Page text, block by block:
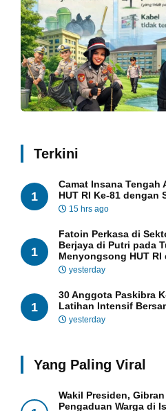
Terkini
1
Camat Insana Tengah
HUT RI Ke-81 dengan
15 hrs ago
1
Fatoin Perkasa di
Berjaya di Putri pada
Menyongsong HUT
yesterday
1
30 Anggota Paskibra
Latihan Intensif
yesterday
Yang Paling Viral
Wakil Presiden,
Pengaduan Warga di